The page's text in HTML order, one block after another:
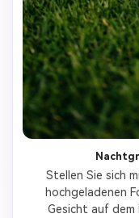
Stellen Sie sich
hochgeladenen
Gesicht auf